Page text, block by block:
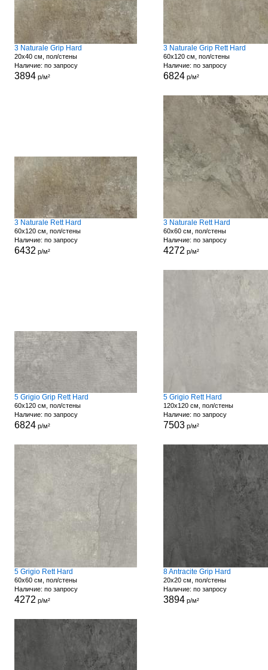
3 Naturale Grip Hard
20x40 см, пол/стены
Наличие: по запросу
3894р/м²
3 Naturale Grip Rett Hard
60x120 см, пол/стены
Наличие: по запросу
6824р/м²
3 Naturale Rett Hard
60x120 см, пол/стены
Наличие: по запросу
6432 р/м²
3 Naturale Rett Hard
60x60 см, пол/стены
Наличие: по запросу
4272 р/м²
5 Grigio Grip Rett Hard
60x120 см, пол/стены
Наличие: по запросу
6824р/м²
5 Grigio Rett Hard
120x120 см, пол/стены
Наличие: по запросу
7503р/м²
5 Grigio Rett Hard
60x60 см, пол/стены
Наличие: по запросу
4272 р/м²
8 Antracite Grip Hard
20x20 см, пол/стены
Наличие: по запросу
3894р/м²